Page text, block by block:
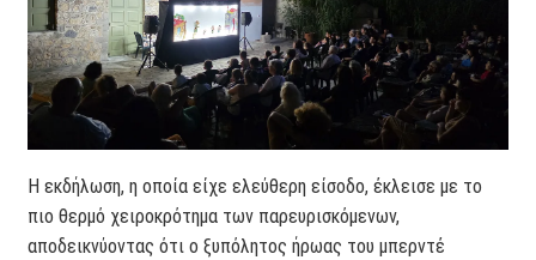
Η εκδήλωση, η οποία είχε ελεύθερη είσοδο, έκλεισε με το
πιο θερμό χειροκρότημα των παρευρισκόμενων,
αποδεικνύοντας ότι ο ξυπόλητος ήρωας του μπερντέ